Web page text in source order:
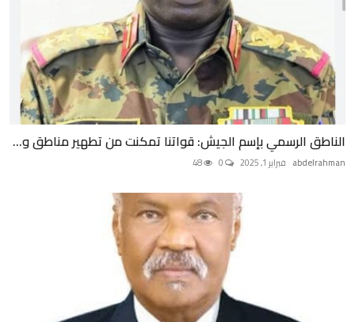
الناطق الرسمي بإسم الجيش: قواتنا تمكنت من تطهير مناطق و...
abdelrahman فبراير 1, 2025